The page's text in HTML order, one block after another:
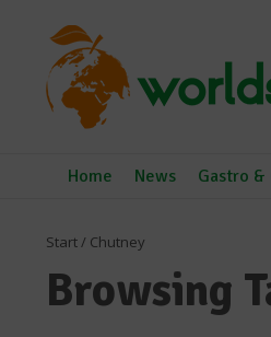
Home News Gastro
Start/ Chutney
Browsing